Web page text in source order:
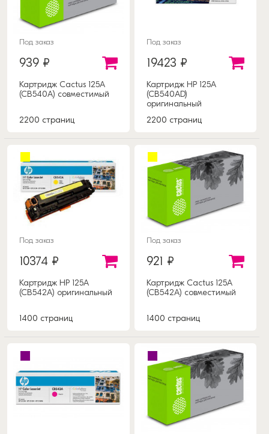
Под заказ
939 ₽
Картридж Cactus 125A
(CB540A) совместимый
2200 страниц
Под заказ
19423 ₽
Картридж HP 125A
(CB540AD)
оригинальный
2200 страниц
Под заказ
10374 ₽
Картридж HP 125A
(CB542A) оригинальный
1400 страниц
Под заказ
921 ₽
Картридж Cactus 125A
(CB542A) совместимый
1400 страниц